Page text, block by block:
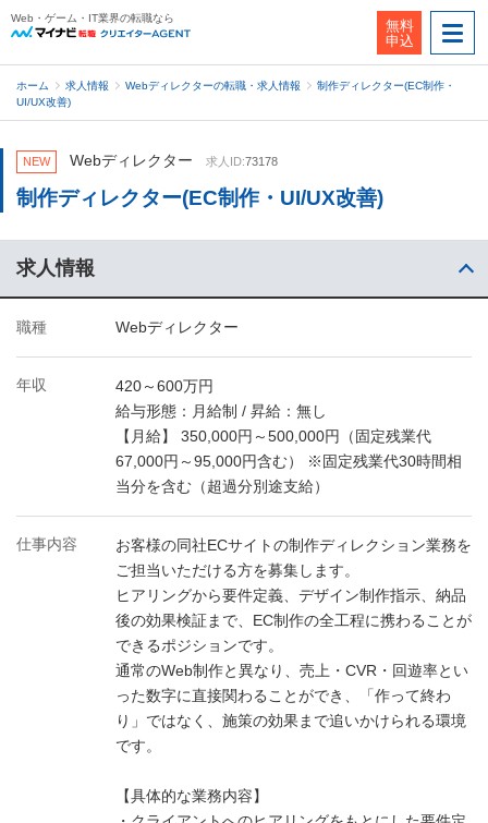
Web・ゲーム・IT業界の転職なら
無料
申込
ホーム 求人情報 Webディレクターの転職・求人情報
制作ディレクター(EC制作・
UI/UX改善)
NEW Webディレクター 求人ID:73178
制作ディレクター(EC制作・UI/UX改善)
求人情報
職種 Webディレクター
年収
420～600万円
給与形態：月給制 / 昇給：無し
【月給】 350,000円～500,000円（固定残業代
67,000円～95,000円含む） ※固定残業代30時間相
当分を含む（超過分別途支給）
仕事内容
お客様の同社ECサイトの制作ディレクション業務を
ご担当いただける方を募集します。
ヒアリングから要件定義、デザイン制作指示、納品
後の効果検証まで、EC制作の全工程に携わることが
できるポジションです。
通常のWeb制作と異なり、売上・CVR・回遊率とい
った数字に直接関わることができ、「作って終わ
り」ではなく、施策の効果まで追いかけられる環境
です。
【具体的な業務内容】